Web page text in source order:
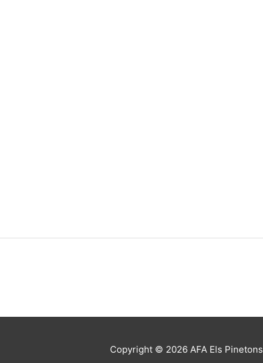
Copyright © 2026 AFA Els Pinetons